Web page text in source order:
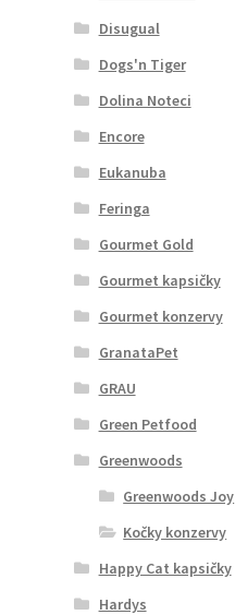
Disugual
Dogs'n Tiger
Dolina Noteci
Encore
Eukanuba
Feringa
Gourmet Gold
Gourmet kapsičky
Gourmet konzervy
GranataPet
GRAU
Green Petfood
Greenwoods
Greenwoods Joy
Kočky konzervy
Happy Cat kapsičky
Hardys